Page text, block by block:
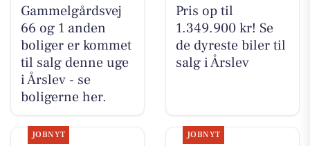
Gammelgårdsvej
66 og 1 anden
boliger er kommet
til salg denne uge
i Årslev - se
boligerne her.
Pris op til
1.349.900 kr! Se
de dyreste biler til
salg i Årslev
JOBNYT JOBNYT